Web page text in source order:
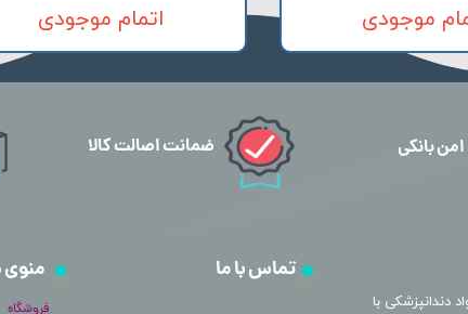
موجودی اتمام موجودی
دندانپزشکی با فروشگاه
تماس با ما
امن بانکی ضمانت اصالت کالا